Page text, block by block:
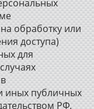
обработку или
доступа)
для
иных публичных
РФ.